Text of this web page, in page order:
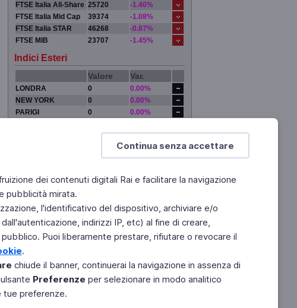
Continua senza accettare
dei contenuti digitali Rai e facilitare la navigazione
pubblicità mirata.
l'identificativo del dispositivo, archiviare e/o
indirizzi IP, etc) al fine di creare,
Puoi liberamente prestare, rifiutare o revocare il
.
chiude il banner, continuerai la navigazione in assenza di
Preferenze per selezionare in modo analitico
tue preferenze.
FTSE Italia All-Share 25720
-1.40%
FTSE Italia Mid Cap
39374
-1.08%
FTSE Italia STAR
46268
-0.87%
FTSE MIB
23707 -1.45%
Indici Esteri
Valore Var.
LONDRA 0
0.00%
NEW YORK
0
0.00%
PARIGI
0
0.00%